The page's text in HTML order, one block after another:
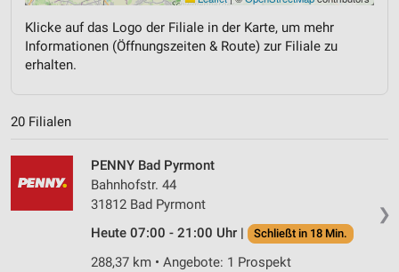
Klicke auf das Logo der Filiale in der Karte, um mehr
Informationen (Öffnungszeiten & Route) zur Filiale zu
erhalten.
20 Filialen
❯
PENNY Bad Pyrmont
Bahnhofstr. 44
31812 Bad Pyrmont
Heute 07:00 - 21:00 Uhr |
Schließt in 18 Min.
288,37 km • Angebote: 1 Prospekt